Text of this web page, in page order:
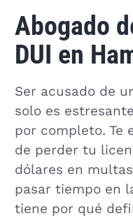
Abogado
DUI en
Ser acusado de
solo es
por completo. Te
de perder tu
dólares en
pasar tiempo en
tiene por qué